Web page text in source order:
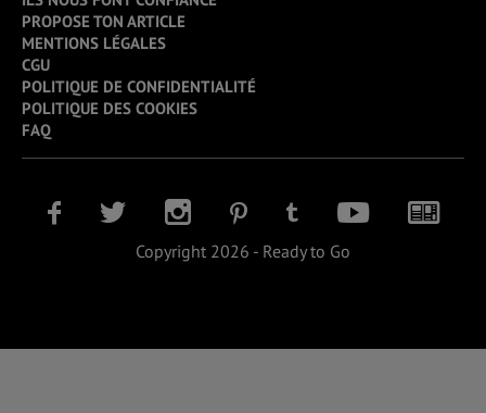
PROPOSE TON ARTICLE
MENTIONS LÉGALES
CGU
POLITIQUE DE CONFIDENTIALITÉ
POLITIQUE DES COOKIES
FAQ
Copyright 2026 - Ready to Go